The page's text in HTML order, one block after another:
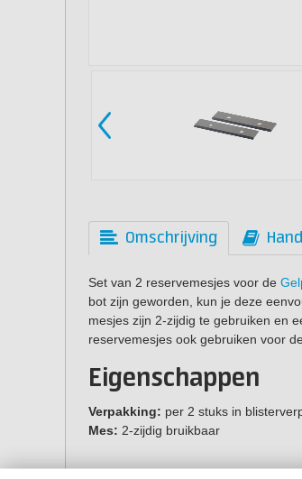
Omschrijving
Set van 2 reservemesjes voor de
bot zijn geworden, kun je deze
mesjes zijn 2-zijdig te gebruiken en
reservemesjes ook gebruiken voor de
Eigenschappen
Verpakking: per 2 stuks in
Mes: 2-zijdig bruikbaar